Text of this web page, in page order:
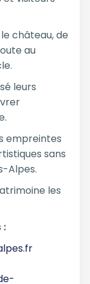
château, de
au
leurs
empreintes
sans
Alpes.
les
: